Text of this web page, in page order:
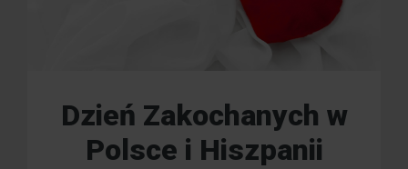
Dzień Zakochanych w
Polsce i Hiszpanii